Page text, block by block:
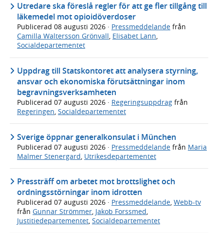
Utredare ska föreslå regler för att ge fler tillgång till
läkemedel mot opioidöverdoser
Publicerad 08 augusti 2026 · Pressmeddelande från
Camilla Waltersson Grönvall, Elisabet Lann,
Socialdepartementet
Uppdrag till Statskontoret att analysera styrning,
ansvar och ekonomiska förutsättningar inom
begravningsverksamheten
Publicerad 07 augusti 2026 · Regeringsuppdrag från
Regeringen, Socialdepartementet
Sverige öppnar generalkonsulat i München
Publicerad 07 augusti 2026 · Pressmeddelande från Maria
Malmer Stenergard Utrikesdepartementet
Pressträff om arbetet mot brottslighet och
ordningsstörningar inom idrotten
Publicerad 07 augusti 2026 · Pressmeddelande, Webb-tv
från Gunnar Strömmer, Jakob Forssmed,
Justitiedepartementet, Socialdepartementet